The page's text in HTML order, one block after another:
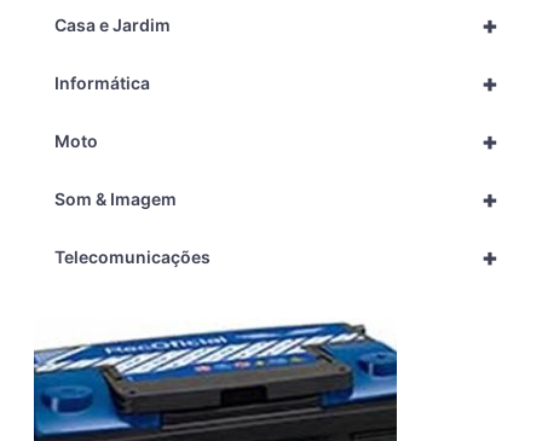
+
Casa e Jardim
+
Informática
+
Moto
+
Som & Imagem
+
Telecomunicações